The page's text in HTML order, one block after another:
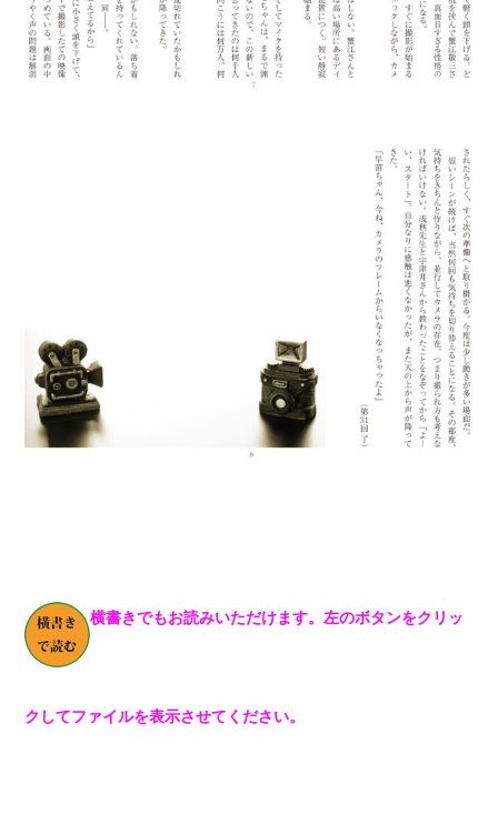
横書きでもお読みいただけます。左のボタンをクリッ
クしてファイルを表示させてください。